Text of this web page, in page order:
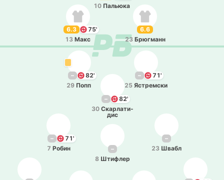
10 Па­лью­ка
6.6
23 Брю­гманн
6.3
75'
13 Макс
–
23 Швабл
–
82'
30 Ска­рла­ти­
дис
–
8 Шти­флер
–
71'
7 Робин
–
71'
25 Ястре­мски
–
82'
29 Попп